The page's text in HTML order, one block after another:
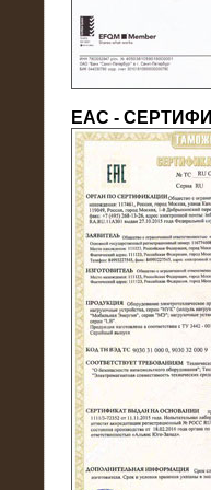
22.05.2016
Нагрузочный
10 МВт (0,4 кВ -
ЕАС -